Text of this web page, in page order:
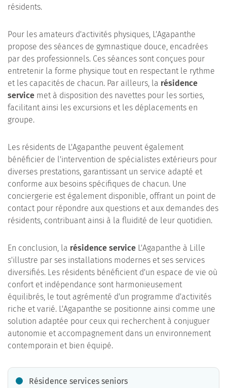
résidents.
Pour les amateurs d'activités physiques, L'Agapanthe
propose des séances de gymnastique douce, encadrées
par des professionnels. Ces séances sont conçues pour
entretenir la forme physique tout en respectant le rythme
et les capacités de chacun. Par ailleurs, la résidence
service met à disposition des navettes pour les sorties,
facilitant ainsi les excursions et les déplacements en
groupe.
Les résidents de L'Agapanthe peuvent également
bénéficier de l'intervention de spécialistes extérieurs pour
diverses prestations, garantissant un service adapté et
conforme aux besoins spécifiques de chacun. Une
conciergerie est également disponible, offrant un point de
contact pour répondre aux questions et aux demandes des
résidents, contribuant ainsi à la fluidité de leur quotidien.
En conclusion, la résidence service L'Agapanthe à Lille
s'illustre par ses installations modernes et ses services
diversifiés. Les résidents bénéficient d'un espace de vie où
confort et indépendance sont harmonieusement
équilibrés, le tout agrémenté d'un programme d'activités
riche et varié. L'Agapanthe se positionne ainsi comme une
solution adaptée pour ceux qui recherchent à conjuguer
autonomie et accompagnement dans un environnement
contemporain et bien équipé.
Résidence services seniors